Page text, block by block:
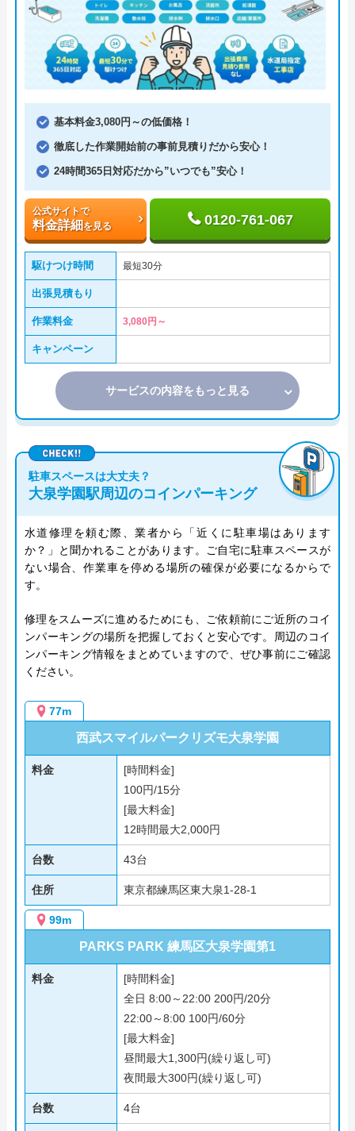
基本料金3,080円～の低価格！
徹底した作業開始前の事前見積りだから安心！
24時間365日対応だから”いつでも”安心！
公式サイトで
料金詳細を見る 0120-761-067
駆けつけ時間 最短30分
出張見積もり
作業料金 3,080円～
キャンペーン
サービスの内容をもっと見る
駐車スペースは大丈夫？
大泉学園駅周辺のコインパーキング
水道修理を頼む際、業者から「近くに駐車場はあります
か？」と聞かれることがあります。ご自宅に駐車スペースが
ない場合、作業車を停める場所の確保が必要になるからで
す。
修理をスムーズに進めるためにも、ご依頼前にご近所のコイ
ンパーキングの場所を把握しておくと安心です。周辺のコイ
ンパーキング情報をまとめていますので、ぜひ事前にご確認
ください。
77m
西武スマイルパークリズモ大泉学園
料金
[時間料金]
100円/15分
[最大料金]
12時間最大2,000円
台数 43台
住所 東京都練馬区東大泉1-28-1
99m
PARKS PARK 練馬区大泉学園第1
料金
[時間料金]
全日 8:00～22:00 200円/20分
22:00～8:00 100円/60分
[最大料金]
昼間最大1,300円(繰り返し可)
夜間最大300円(繰り返し可)
台数 4台